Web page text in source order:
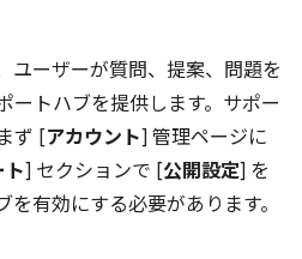
ユーザーが質問、提案、問題を
ートハブを提供します。サポー
ず [アカウント] 管理ページに
ト] セクションで [公開設定] を
有効にする必要があります。